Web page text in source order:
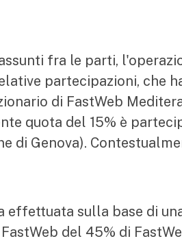
fra le parti,
partecipazioni, che
di FastWeb
quota del 15% è
di Genova).
effettuata sulla base di
del 45% di